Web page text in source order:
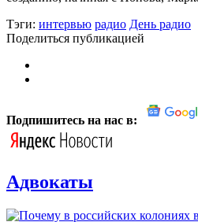
Тэги: интервью радио День радио
Поделиться публикацией
Подпишитесь на нас в:
Адвокаты